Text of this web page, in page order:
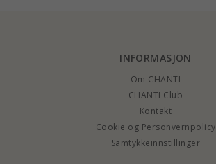
INFORMASJON
Om CHANTI
CHANTI Club
Kontakt
Cookie og Personvernpolicy
Samtykkeinnstillinger